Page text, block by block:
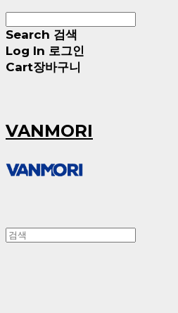
Search 검색
Log In 로그인
Cart장바구니
VANMORI